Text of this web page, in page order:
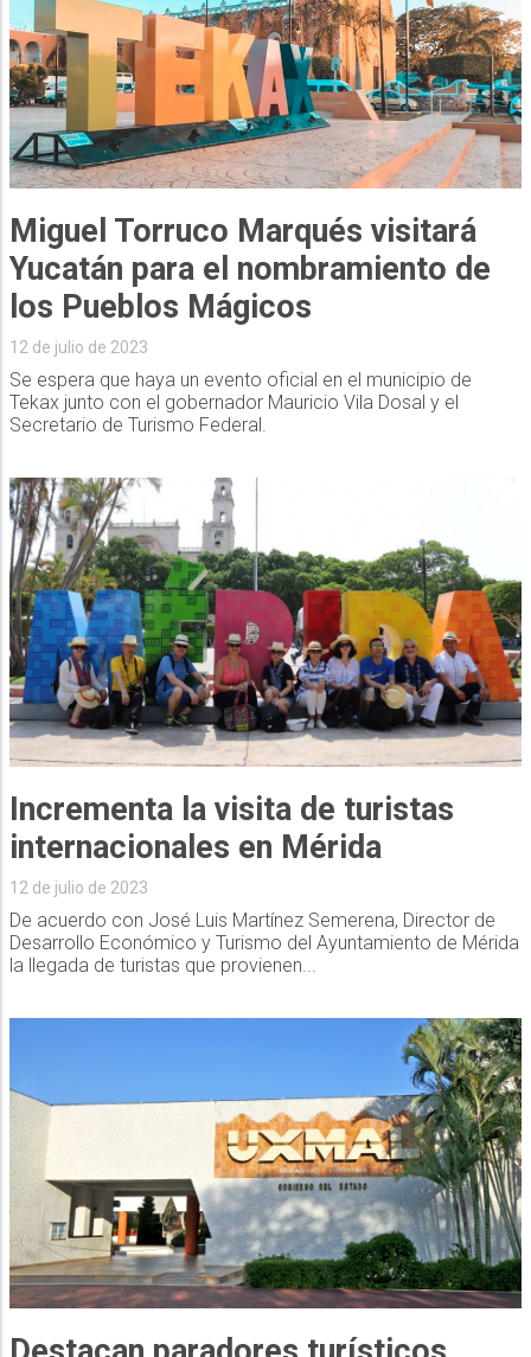
Miguel Torruco Marqués visitará
Yucatán para el nombramiento de
los Pueblos Mágicos
12 de julio de 2023
Se espera que haya un evento oficial en el municipio de
Tekax junto con el gobernador Mauricio Vila Dosal y el
Secretario de Turismo Federal.
Incrementa la visita de turistas
internacionales en Mérida
12 de julio de 2023
De acuerdo con José Luis Martínez Semerena, Director de
Desarrollo Económico y Turismo del Ayuntamiento de Mérida
la llegada de turistas que provienen...